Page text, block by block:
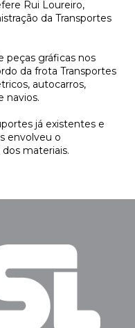
Rui Loureiro,
da Transportes
peças gráficas nos
da frota Transportes
autocarros,
navios.
já existentes e
envolveu o
materiais.